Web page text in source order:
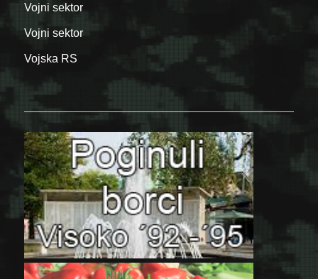
Vojni sektor
Vojni sektor
Vojska RS